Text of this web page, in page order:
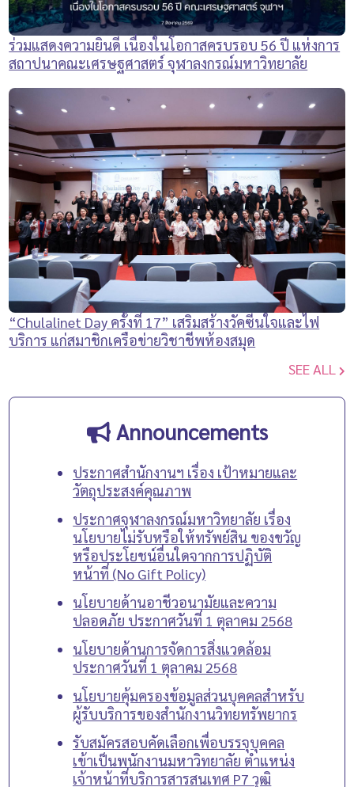
ร่วมแสดงความยินดี เนื่องในโอกาสครบรอบ 56 ปี แห่งการ
สถาปนาคณะเศรษฐศาสตร์ จุฬาลงกรณ์มหาวิทยาลัย
“Chulalinet Day ครั้งที่ 17” เสริมสร้างวัคซีนใจและไฟ
บริการ แก่สมาชิกเครือข่ายวิชาชีพห้องสมุด
SEE ALL
Announcements
ประกาศสำนักงานฯ เรื่อง เป้าหมายและ
วัตถุประสงค์คุณภาพ
ประกาศจุฬาลงกรณ์มหาวิทยาลัย เรื่อง
นโยบายไม่รับหรือให้ทรัพย์สิน ของขวัญ
หรือประโยชน์อื่นใดจากการปฏิบัติ
หน้าที่ (No Gift Policy)
นโยบายด้านอาชีวอนามัยและความ
ปลอดภัย ประกาศวันที่ 1 ตุลาคม 2568
นโยบายด้านการจัดการสิ่งแวดล้อม
ประกาศวันที่ 1 ตุลาคม 2568
นโยบายคุ้มครองข้อมูลส่วนบุคคลสำหรับ
ผู้รับบริการของสำนักงานวิทยทรัพยากร
รับสมัครสอบคัดเลือกเพื่อบรรจุบุคคล
เข้าเป็นพนักงานมหาวิทยาลัย ตำแหน่ง
เจ้าหน้าที่บริการสารสนเทศ P7 วุฒิ